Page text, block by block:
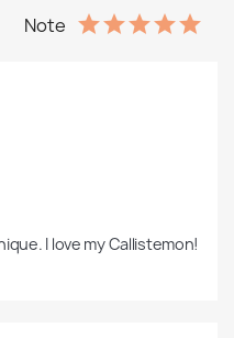
Note
I love my Callistemon!